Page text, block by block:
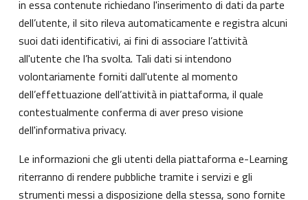
in essa contenute richiedano l'inserimento di dati da parte
dell’utente, il sito rileva automaticamente e registra alcuni
suoi dati identificativi, ai fini di associare l’attività
all'utente che l’ha svolta. Tali dati si intendono
volontariamente forniti dall'utente al momento
dell’effettuazione dell’attività in piattaforma, il quale
contestualmente conferma di aver preso visione
dell'informativa privacy.
Le informazioni che gli utenti della piattaforma e-Learning
riterranno di rendere pubbliche tramite i servizi e gli
strumenti messi a disposizione della stessa, sono fornite